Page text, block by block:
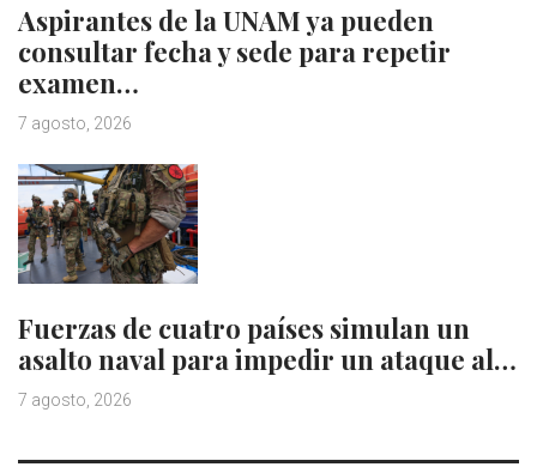
Aspirantes de la UNAM ya pueden
consultar fecha y sede para repetir
examen…
7 agosto, 2026
Fuerzas de cuatro países simulan un
asalto naval para impedir un ataque al…
7 agosto, 2026